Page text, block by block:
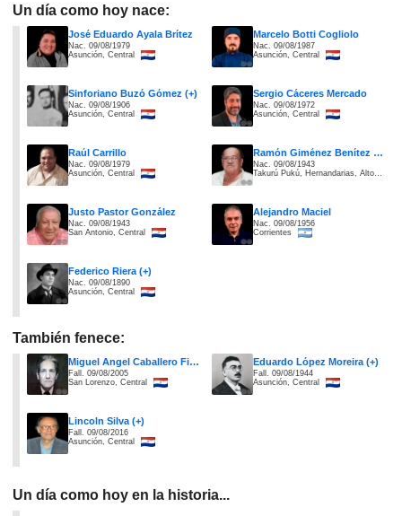
Un día como hoy nace:
José Eduardo Ayala Brítez
Nac. 09/08/1979
Asunción, Central
Marcelo Botti Cogliolo
Nac. 09/08/1987
Asunción, Central
Sinforiano Buzó Gómez (+)
Nac. 09/08/1906
Asunción, Central
Sergio Cáceres Mercado
Nac. 09/08/1972
Asunción, Central
Raúl Carrillo
Nac. 09/08/1979
Asunción, Central
Ramón Giménez Benítez (+)
Nac. 09/08/1943
Takurú Pukú, Hernandarias, Alto Paraná
Justo Pastor González
Nac. 09/08/1943
San Antonio, Central
Alejandro Maciel
Nac. 09/08/1956
Corrientes
Federico Riera (+)
Nac. 09/08/1890
Asunción, Central
También fenece:
Miguel Angel Caballero Figún (+)
Fall. 09/08/2005
San Lorenzo, Central
Eduardo López Moreira (+)
Fall. 09/08/1944
Asunción, Central
Lincoln Silva (+)
Fall. 09/08/2016
Asunción, Central
Un día como hoy en la historia...